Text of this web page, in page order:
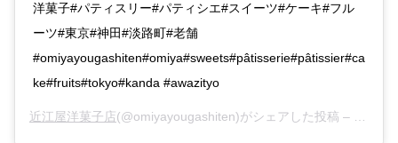
洋菓子#パティスリー#パティシエ#スイーツ#ケーキ#フル
ーツ#東京#神田#淡路町#老舗
#omiyayougashiten#omiya#sweets#pâtisserie#pâtissier#ca
ke#fruits#tokyo#kanda #awazityo
近江屋洋菓子店(@omiyayougashiten)がシェアした投稿 –